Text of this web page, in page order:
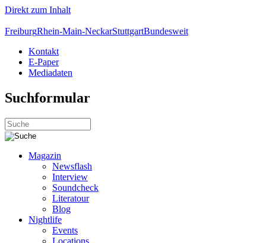
Direkt zum Inhalt
FreiburgRhein-Main-NeckarStuttgartBundesweit
Kontakt
E-Paper
Mediadaten
Suchformular
Magazin
Newsflash
Interview
Soundcheck
Literatour
Blog
Nightlife
Events
Locations